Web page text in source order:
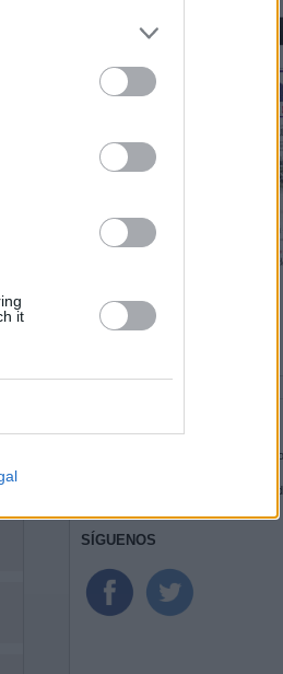
it
es la puerta de entrada a
Navega por las portadas de los
SÍGUENOS